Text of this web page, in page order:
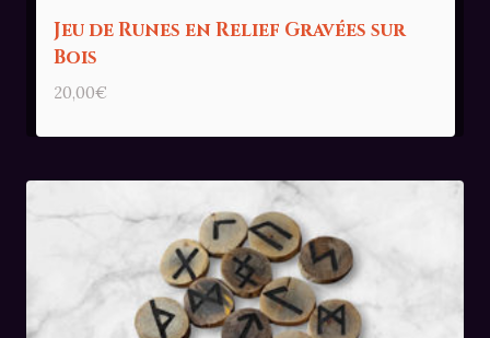
Jeu de Runes en Relief Gravées sur
Bois
20,00€